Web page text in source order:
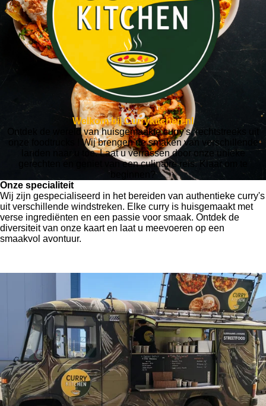
Welkom bij Currykitchen.nl
Ontdek de wereld van huisgemaakte curry's, rechtstreeks uit
onze foodtrucks ! Wij brengen de smaken van verschillende
landen naar u toe. Laat u verrassen door onze unieke
gerechten en geniet van een culinaire reis. Klaar om te
Onze specialiteit
Wij zijn gespecialiseerd in het bereiden van authentieke curry's
uit verschillende windstreken. Elke curry is huisgemaakt met
verse ingrediënten en een passie voor smaak. Ontdek de
diversiteit van onze kaart en laat u meevoeren op een
smaakvol avontuur.